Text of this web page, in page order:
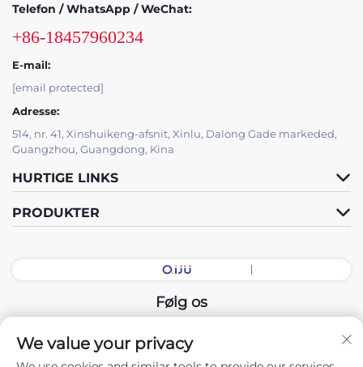
Telefon / WhatsApp / WeChat:
+86-18457960234
E-mail:
[email protected]
Adresse:
514, nr. 41, Xinshuikeng-afsnit, Xinlu, Dalong Gade markeded,
Guangzhou, Guangdong, Kina
HURTIGE LINKS
PRODUKTER
Følg os
Copyright © 2026 China Guangdong Udstillingshal Intelligent
We value your privacy